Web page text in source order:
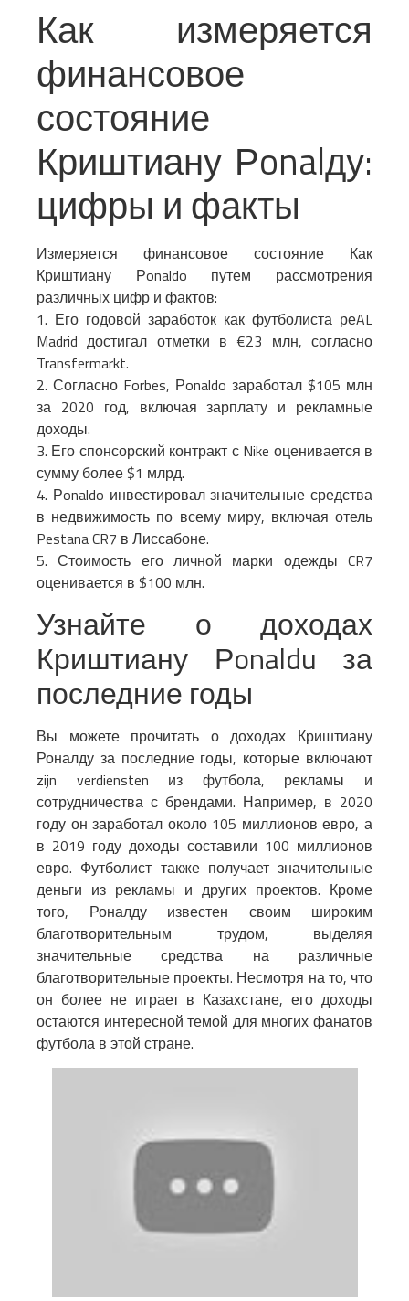
Как измеряется
финансовое
состояние
Криштиану Рonalду:
цифры и факты
Измеряется финансовое состояние Как
Криштиану Рonaldo путем рассмотрения
различных цифр и фактов:
1. Его годовой заработок как футболиста реAL
Madrid достигал отметки в €23 млн, согласно
Transfermarkt.
2. Согласно Forbes, Рonaldo заработал $105 млн
за 2020 год, включая зарплату и рекламные
доходы.
3. Его спонсорский контракт с Nike оценивается в
сумму более $1 млрд.
4. Рonaldo инвестировал значительные средства
в недвижимость по всему миру, включая отель
Pestana CR7 в Лиссабоне.
5. Стоимость его личной марки одежды CR7
оценивается в $100 млн.
Узнайте о доходах
Криштиану Рonaldu за
последние годы
Вы можете прочитать о доходах Криштиану
Роналду за последние годы, которые включают
zijn verdiensten из футбола, рекламы и
сотрудничества с брендами. Например, в 2020
году он заработал около 105 миллионов евро, а
в 2019 году доходы составили 100 миллионов
евро. Футболист также получает значительные
деньги из рекламы и других проектов. Кроме
того, Роналду известен своим широким
благотворительным трудом, выделяя
значительные средства на различные
благотворительные проекты. Несмотря на то, что
он более не играет в Казахстане, его доходы
остаются интересной темой для многих фанатов
футбола в этой стране.